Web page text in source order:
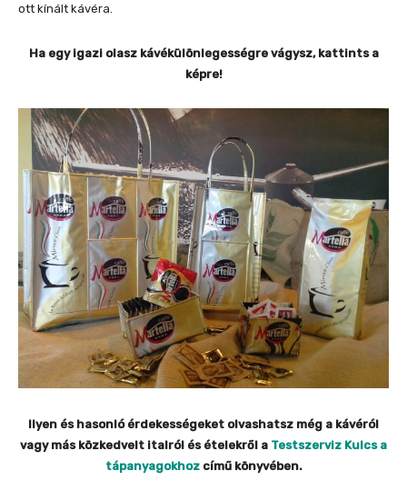
ott kínált kávéra.
Ha egy igazi olasz kávékülönlegességre vágysz, kattints a
képre!
Ilyen és hasonló érdekességeket olvashatsz még a kávéról
vagy más közkedvelt italról és ételekről a Testszerviz Kulcs a
tápanyagokhozcímű könyvében.